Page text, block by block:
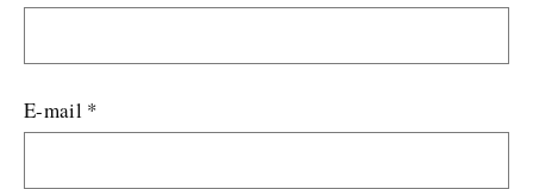
E-mail *